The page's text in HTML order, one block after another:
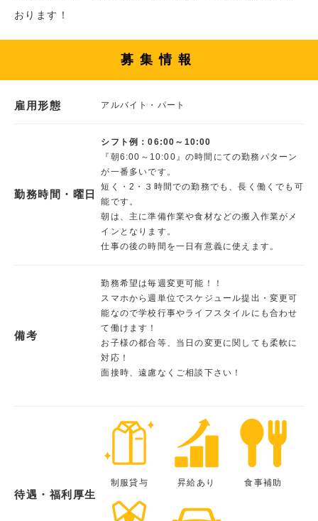
おります！
募集情報
雇用形態 アルバイト・パート
勤務時間・曜日
シフト例：06:00～10:00
『朝6:00～10:00』の時間にての勤務パターン
が一番多いです。
短く・2・３時間での勤務でも、長く働くでも可
能です。
朝は、主に準備作業や食材などの搬入作業がメ
インとなります。
仕事の後の時間を一日有意義に使えます。
備考
勤務希望は毎週変更可能！！
スマホから週単位でスケジュール提出・変更可
能なので学校行事やライフスタイルにも合わせ
て働けます！
お子様の都合等、当日の変更に関しても柔軟に
対応！
面接時、遠慮なくご相談下さい！
待遇・福利厚生
制服貸与 昇給あり 食事補助